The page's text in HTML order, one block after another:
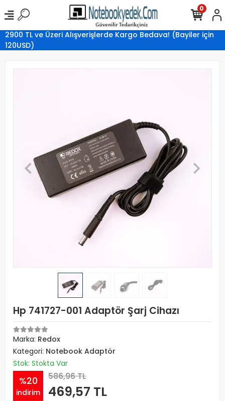
2900 TL ve Üzeri Alışverişlerde Kargo Bedava! (Bayiler için
120USD)
0
Hp 741727-001 Adaptör Şarj Cihazı
Marka: Redox
Kategori: Notebook Adaptör
Stok: Stokta Var
%20
indirim
586,96 TL
469,57 TL